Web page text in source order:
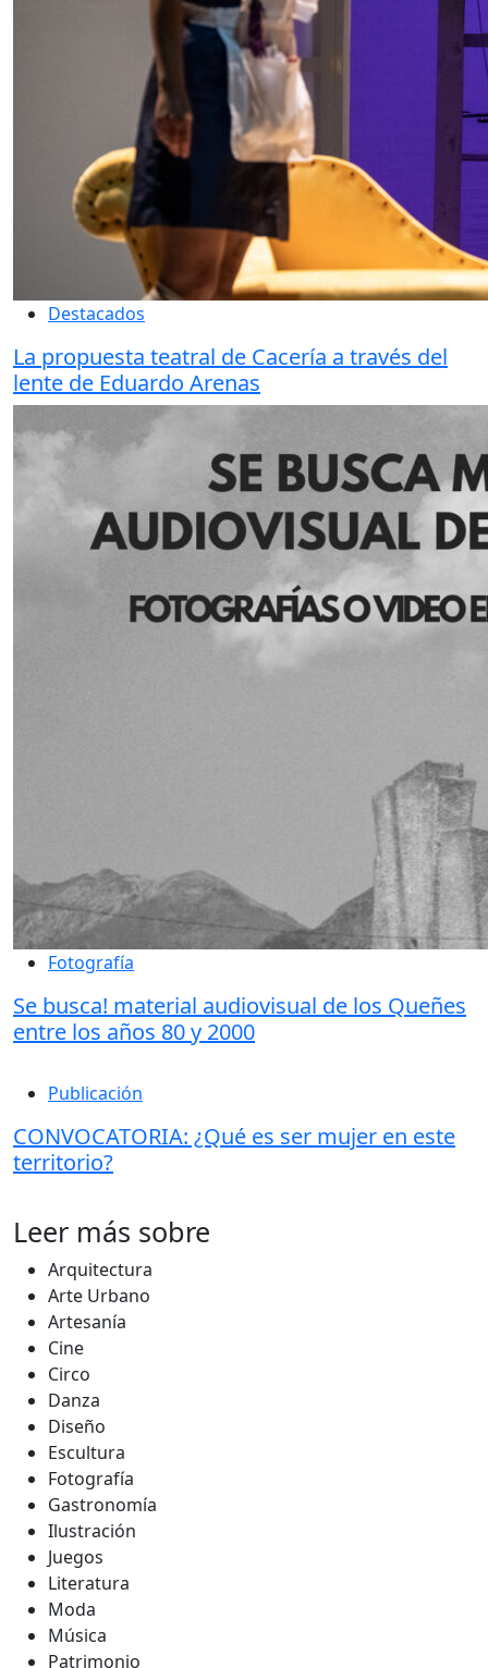
Destacados
La propuesta teatral de Cacería a través del
lente de Eduardo Arenas
Fotografía
Se busca! material audiovisual de los Queñes
entre los años 80 y 2000
Publicación
CONVOCATORIA: ¿Qué es ser mujer en este
territorio?
Leer más sobre
Arquitectura
Arte Urbano
Artesanía
Cine
Circo
Danza
Diseño
Escultura
Fotografía
Gastronomía
Ilustración
Juegos
Literatura
Moda
Música
Patrimonio